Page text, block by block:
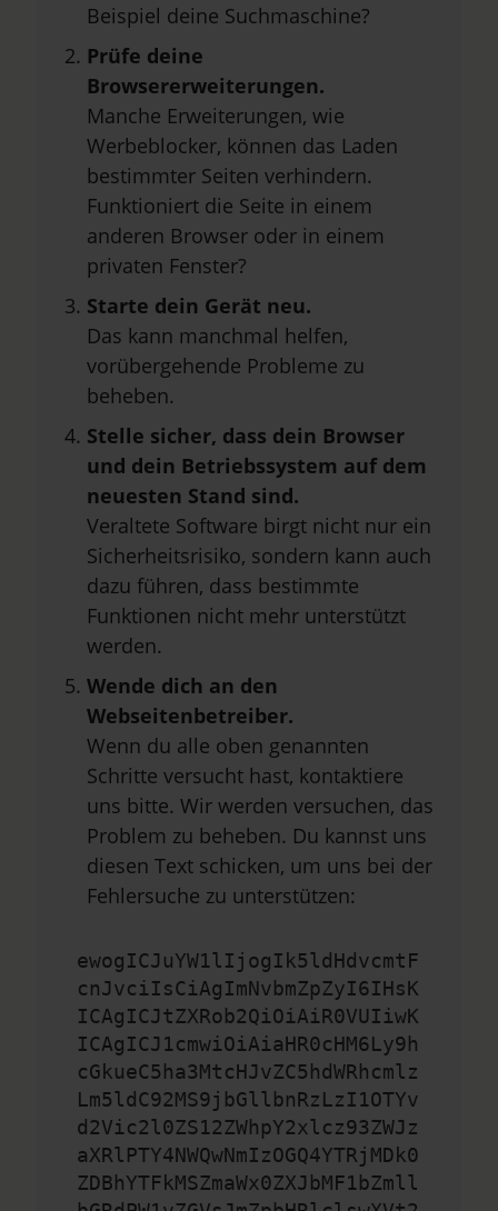
Beispiel deine Suchmaschine?
Prüfe deine
Browsererweiterungen.
Manche Erweiterungen, wie
Werbeblocker, können das Laden
bestimmter Seiten verhindern.
Funktioniert die Seite in einem
anderen Browser oder in einem
privaten Fenster?
Starte dein Gerät neu.
Das kann manchmal helfen,
vorübergehende Probleme zu
beheben.
Stelle sicher, dass dein Browser
und dein Betriebssystem auf dem
neuesten Stand sind.
Veraltete Software birgt nicht nur ein
Sicherheitsrisiko, sondern kann auch
dazu führen, dass bestimmte
Funktionen nicht mehr unterstützt
werden.
Wende dich an den
Webseitenbetreiber.
Wenn du alle oben genannten
Schritte versucht hast, kontaktiere
uns bitte. Wir werden versuchen, das
Problem zu beheben. Du kannst uns
diesen Text schicken, um uns bei der
Fehlersuche zu unterstützen:
ewogICJuYW1lIjogIk5ldHdvcmtF
cnJvciIsCiAgImNvbmZpZyI6IHsK
ICAgICJtZXRob2QiOiAiR0VUIiwK
ICAgICJ1cmwiOiAiaHR0cHM6Ly9h
cGkueC5ha3MtcHJvZC5hdWRhcmlz
Lm5ldC92MS9jbGllbnRzLzI1OTYv
d2Vic2l0ZS12ZWhpY2xlcz93ZWJz
aXRlPTY4NWQwNmIzOGQ4YTRjMDk0
ZDBhYTFkMSZmaWx0ZXJbMF1bZmll